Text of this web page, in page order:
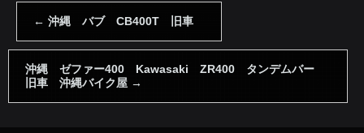
← 沖縄 バブ CB400T 旧車
沖縄 ゼファー400 Kawasaki ZR400 タンデムバー
旧車 沖縄バイク屋 →